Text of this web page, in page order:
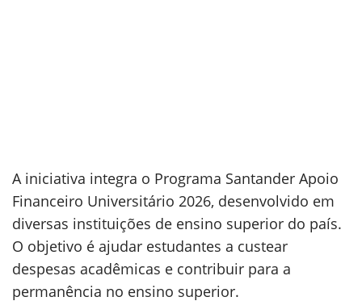
A iniciativa integra o Programa Santander Apoio
Financeiro Universitário 2026, desenvolvido em
diversas instituições de ensino superior do país.
O objetivo é ajudar estudantes a custear
despesas acadêmicas e contribuir para a
permanência no ensino superior.